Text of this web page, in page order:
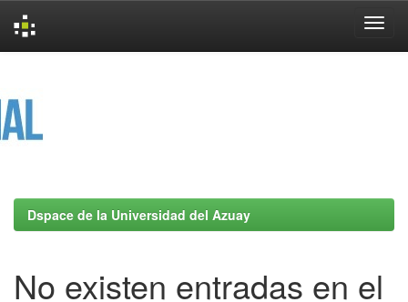
Dspace de la Universidad del Azuay
No existen entradas en el